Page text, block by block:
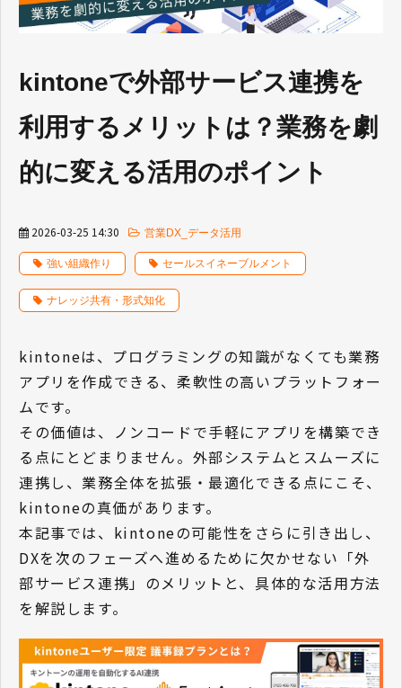
kintoneで外部サービス連携を
利用するメリットは？業務を劇
的に変える活用のポイント
2026-03-25 14:30 営業DX_データ活用
強い組織作り セールスイネーブルメント
ナレッジ共有・形式知化
kintoneは、プログラミングの知識がなくても業務
アプリを作成できる、柔軟性の高いプラットフォー
ムです。
その価値は、ノンコードで手軽にアプリを構築でき
る点にとどまりません。外部システムとスムーズに
連携し、業務全体を拡張・最適化できる点にこそ、
kintoneの真価があります。
本記事では、kintoneの可能性をさらに引き出し、
DXを次のフェーズへ進めるために欠かせない「外
部サービス連携」のメリットと、具体的な活用方法
を解説します。